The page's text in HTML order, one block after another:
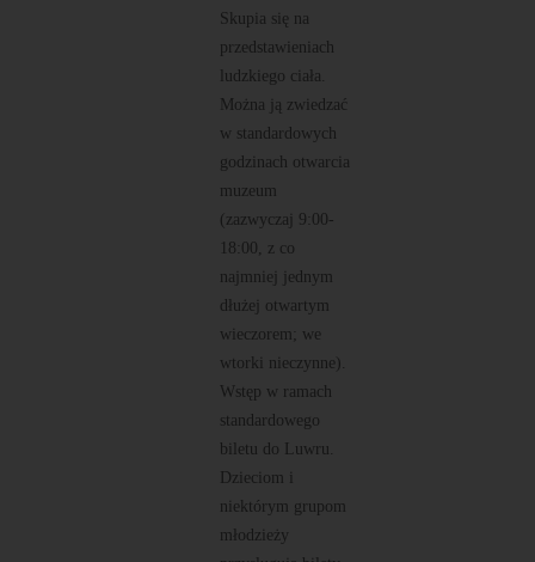
Skupia się na
przedstawieniach
ludzkiego ciała.
Można ją zwiedzać
w standardowych
godzinach otwarcia
muzeum
(zazwyczaj 9:00-
18:00, z co
najmniej jednym
dłużej otwartym
wieczorem; we
wtorki nieczynne).
Wstęp w ramach
standardowego
biletu do Luwru.
Dzieciom i
niektórym grupom
młodzieży